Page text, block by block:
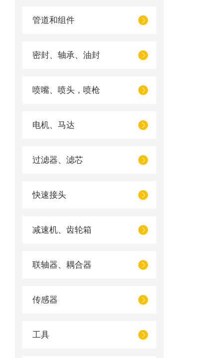
管道和组件
密封、轴承、油封
喷嘴、喷头，喷枪
电机、马达
过滤器、滤芯
快速接头
减速机、齿轮箱
联轴器、耦合器
传感器
工具